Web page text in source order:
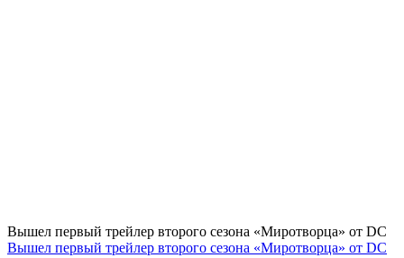
Вышел первый трейлер второго сезона «Миротворца» от DC
Вышел первый трейлер второго сезона «Миротворца» от DC